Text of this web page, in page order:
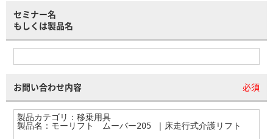
セミナー名
もしくは製品名
お問い合わせ内容 必須